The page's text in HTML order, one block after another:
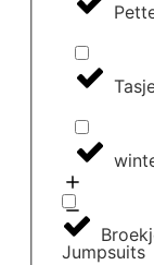
Jumpsuits